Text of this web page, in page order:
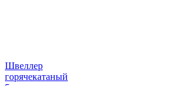
Швеллер
горячекатаный